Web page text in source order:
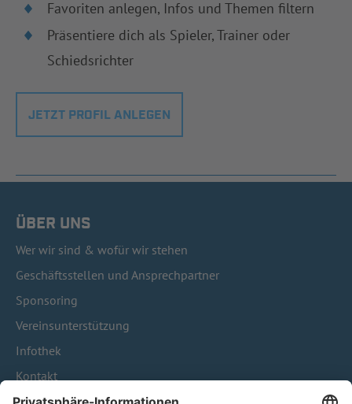
Favoriten anlegen, Infos und Themen filtern
Präsentiere dich als Spieler, Trainer oder
Schiedsrichter
JETZT PROFIL ANLEGEN
ÜBER UNS
Wer wir sind & wofür wir stehen
Geschäftsstellen und Ansprechpartner
Sponsoring
Vereinsunterstützung
Infothek
Kontakt